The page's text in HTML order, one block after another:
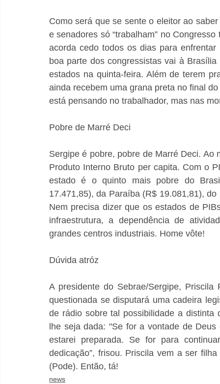
Como será que se sente o eleitor ao
e senadores só “trabalham” no
acorda cedo todos os dias para
boa parte dos congressistas vai à
estados na quinta-feira. Além de terem
ainda recebem uma grana preta no final
está pensando no trabalhador, mas nas
Pobre de Marré Deci
Sergipe é pobre, pobre de Marré Deci.
Produto Interno Bruto per capita. Com o
estado é o quinto mais pobre do
17.471,85), da Paraíba (R$ 19.081,81),
Nem precisa dizer que os estados de
infraestrutura, a dependência de
grandes centros industriais. Home vôte!
Dúvida atróz
A presidente do Sebrae/Sergipe,
questionada se disputará uma cadeira
de rádio sobre tal possibilidade a distinta
lhe seja dada: "Se for a vontade de
estarei preparada. Se for para
dedicação”, frisou. Priscila vem a ser
(Pode). Então, tá!
news